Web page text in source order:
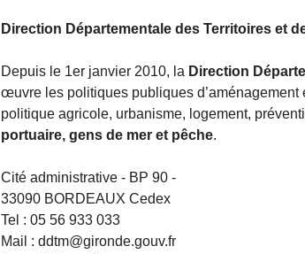
Direction Départementale des Territoires et
Depuis le 1er janvier 2010, la Direction
œuvre les politiques publiques
politique agricole, urbanisme, logement,
portuaire, gens de mer et pêche.
Cité administrative - BP 90 -
33090 BORDEAUX Cedex
Tel : 05 56 933 033
Mail : ddtm@gironde.gouv.fr